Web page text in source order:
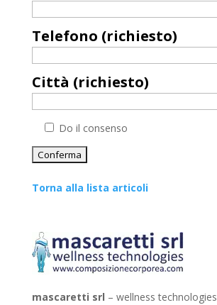
Telefono (richiesto)
Città (richiesto)
Do il consenso
Torna alla lista articoli
mascaretti srl – wellness technologies